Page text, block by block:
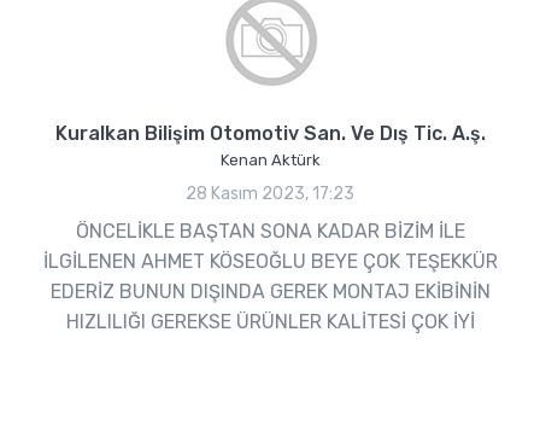
Kuralkan Bilişim Otomotiv San. Ve Dış Tic. A.ş.
Kenan Aktürk
28 Kasım 2023, 17:23
ÖNCELİKLE BAŞTAN SONA KADAR BİZİM İLE
İLGİLENEN AHMET KÖSEOĞLU BEYE ÇOK TEŞEKKÜR
EDERİZ BUNUN DIŞINDA GEREK MONTAJ EKİBİNİN
HIZLILIĞI GEREKSE ÜRÜNLER KALİTESİ ÇOK İYİ